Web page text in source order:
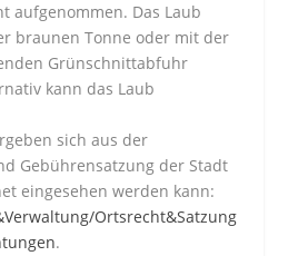
aufgenommen. Das Laub
braunen Tonne oder mit der
Grünschnittabfuhr
kann das Laub
sich aus der
Gebührensatzung der Stadt
eingesehen werden kann:
Ortsrecht&Satzung
.